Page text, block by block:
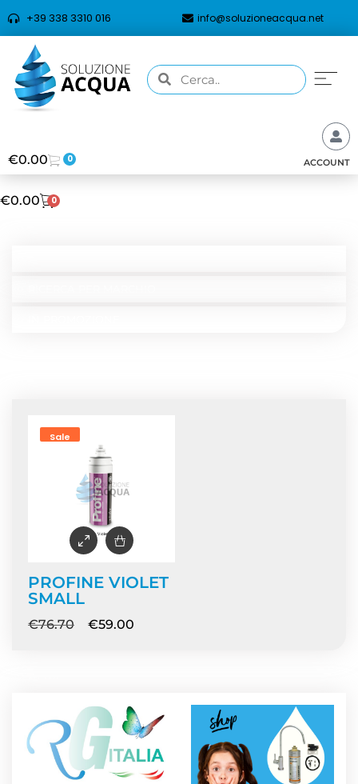
+39 338 3310 016 info@soluzioneacqua.net
€0.00 0 ACCOUNT
€0.00 0
Sale
PROFINE VIOLET
SMALL
€76.70 €59.00